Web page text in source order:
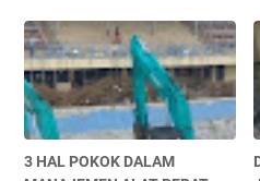
3 HAL POKOK DALAM